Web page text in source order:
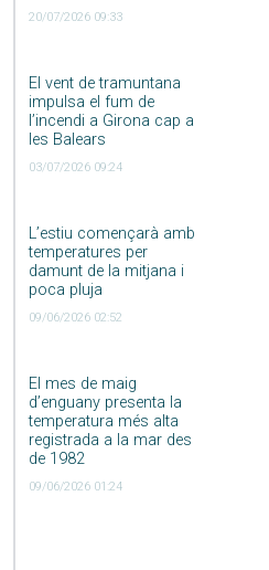
20/07/2026 09:33
El vent de tramuntana
impulsa el fum de
l’incendi a Girona cap a
les Balears
03/07/2026 09:24
L’estiu començarà amb
temperatures per
damunt de la mitjana i
poca pluja
09/06/2026 02:52
El mes de maig
d’enguany presenta la
temperatura més alta
registrada a la mar des
de 1982
09/06/2026 01:24